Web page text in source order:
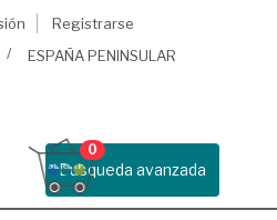
Registrarse
ESPAÑA PENINSULAR
Busqueda avanzada
0